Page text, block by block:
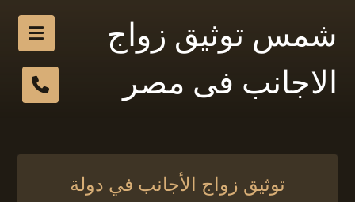
شمس توثيق زواج
الاجانب فى مصر
توثيق زواج الأجانب في دولة